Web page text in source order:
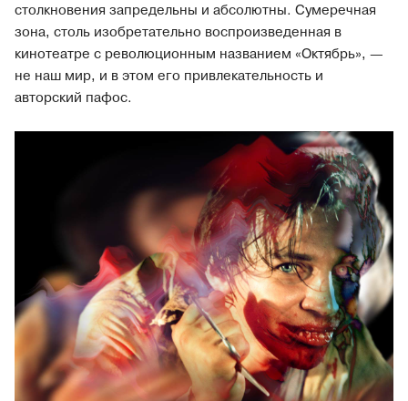
столкновения запредельны и абсолютны. Сумеречная
зона, столь изобретательно воспроизведенная в
кинотеатре с революционным названием «Октябрь», —
не наш мир, и в этом его привлекательность и
авторский пафос.